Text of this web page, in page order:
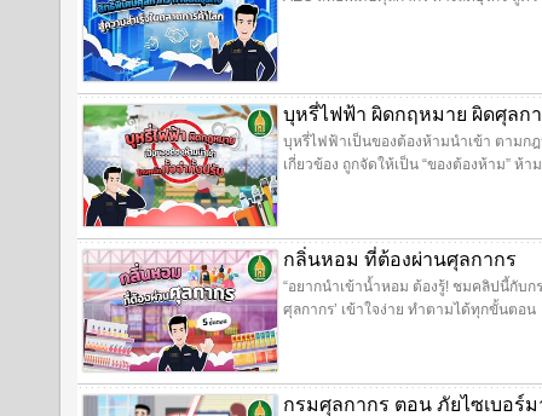
บุหรี่ไฟฟ้า ผิดกฤหมาย ผิดศุลก
บุหรี่ไฟฟ้าเป็นของต้องห้ามนำเข้า ตาม
เกี่ยวข้อง ถูกจัดให้เป็น “ของต้องห้าม” ห้
กลิ่นหอม ที่ต้องผ่านศุลกากร
“อยากนำเข้าน้ำหอม ต้องรู้! ชมคลิปนี้กับ
ศุลกากร’ เข้าใจง่าย ทำตามได้ทุกขั้นตอน
กรมศุลกากร ตอน ภัยไซเบอร์